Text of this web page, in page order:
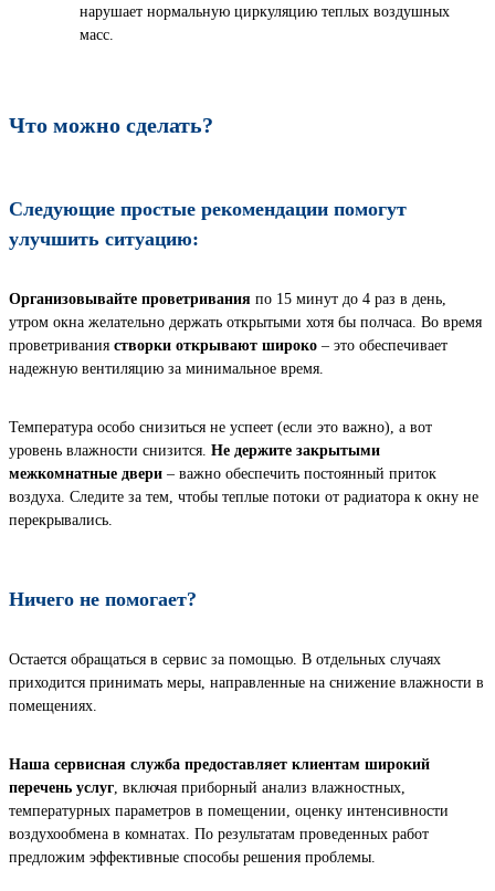
нарушает нормальную циркуляцию теплых воздушных
масс.
Что можно сделать?
Следующие простые рекомендации помогут
улучшить ситуацию:
Организовывайте проветривания по 15 минут до 4 раз в день,
утром окна желательно держать открытыми хотя бы полчаса. Во время
проветривания створки открывают широко – это обеспечивает
надежную вентиляцию за минимальное время.
Температура особо снизиться не успеет (если это важно), а вот
уровень влажности снизится. Не держите закрытыми
межкомнатные двери – важно обеспечить постоянный приток
воздуха. Следите за тем, чтобы теплые потоки от радиатора к окну не
перекрывались.
Ничего не помогает?
Остается обращаться в сервис за помощью. В отдельных случаях
приходится принимать меры, направленные на снижение влажности в
помещениях.
Наша сервисная служба предоставляет клиентам широкий
перечень услуг, включая приборный анализ влажностных,
температурных параметров в помещении, оценку интенсивности
воздухообмена в комнатах. По результатам проведенных работ
предложим эффективные способы решения проблемы.